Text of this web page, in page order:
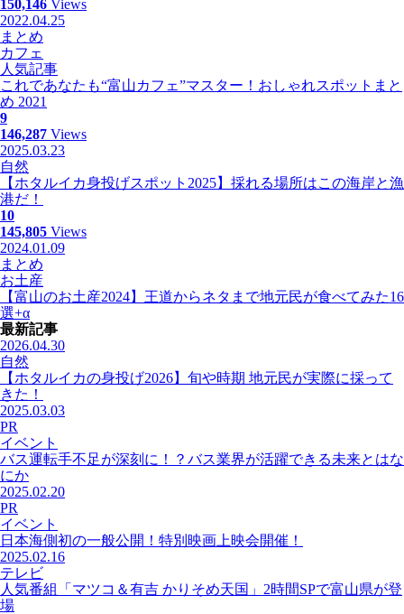
150,146 Views
2022.04.25
まとめ
カフェ
人気記事
これであなたも“富山カフェ”マスター！おしゃれスポットまと
め 2021
9
146,287 Views
2025.03.23
自然
【ホタルイカ身投げスポット2025】採れる場所はこの海岸と漁
港だ！
10
145,805 Views
2024.01.09
まとめ
お土産
【富山のお土産2024】王道からネタまで地元民が食べてみた16
選+α
最新記事
2026.04.30
自然
【ホタルイカの身投げ2026】旬や時期 地元民が実際に採って
きた！
2025.03.03
PR
イベント
バス運転手不足が深刻に！？バス業界が活躍できる未来とはな
にか
2025.02.20
PR
イベント
日本海側初の一般公開！特別映画上映会開催！
2025.02.16
テレビ
人気番組「マツコ＆有吉 かりそめ天国」2時間SPで富山県が登
場